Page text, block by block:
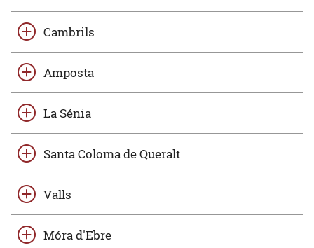
Cambrils
Amposta
La Sénia
Santa Coloma de Queralt
Valls
Móra d'Ebre